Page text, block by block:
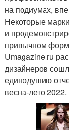
на подиумах,
Некоторые
и
привычном
Umagazine.ru
дизайнеров
единодушию
весна-лето 2022.